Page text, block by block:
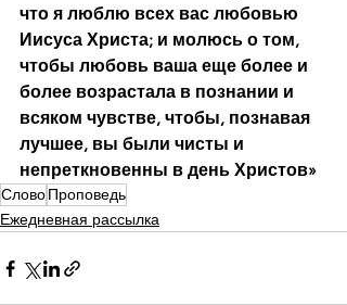
что я люблю всех вас любовью
Иисуса Христа; и молюсь о том,
чтобы любовь ваша еще более и
более возрастала в познании и
всяком чувстве, чтобы, познавая
лучшее, вы были чисты и
непреткновенны в день Христов»
СловоПроповедь
Ежедневная рассылка